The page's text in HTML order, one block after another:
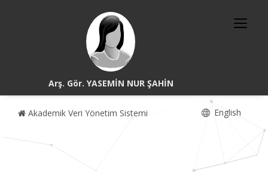
Arş. Gör. YASEMİN NUR ŞAHİN
Akademik Veri Yönetim Sistemi English